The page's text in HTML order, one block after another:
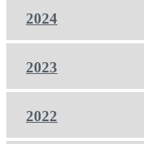
2024
2023
2022